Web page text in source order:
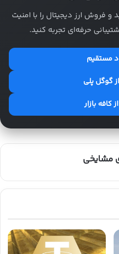
فروش ارز دیجیتال را با امنیت
حرفه‌ای تجربه کنید.
مستقیم
گوگل پلی
کافه بازار
مشایخی